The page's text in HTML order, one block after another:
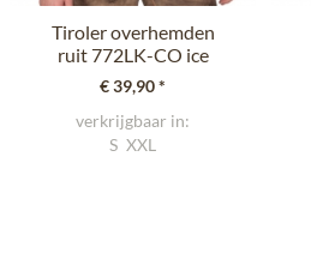
Tiroler overhemden
ruit 772LK-CO ice
(Slim Fit)
€ 39,90 *
verkrijgbaar in:
S XXL